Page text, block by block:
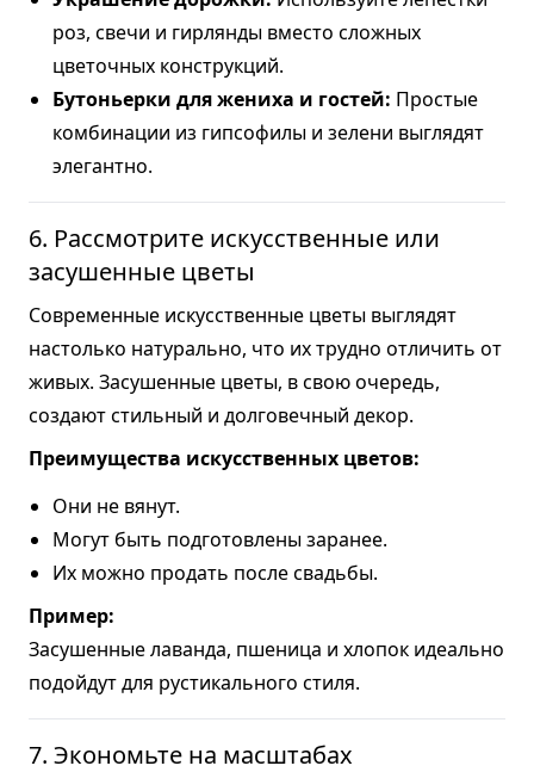
роз, свечи и гирлянды вместо сложных
цветочных конструкций.
Бутоньерки для жениха и гостей: Простые
комбинации из гипсофилы и зелени выглядят
элегантно.
6. Рассмотрите искусственные или
засушенные цветы
Современные искусственные цветы выглядят
настолько натурально, что их трудно отличить от
живых. Засушенные цветы, в свою очередь,
создают стильный и долговечный декор.
Преимущества искусственных цветов:
Они не вянут.
Могут быть подготовлены заранее.
Их можно продать после свадьбы.
Пример:
Засушенные лаванда, пшеница и хлопок идеально
подойдут для рустикального стиля.
7. Экономьте на масштабах